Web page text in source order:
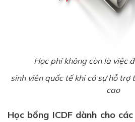
Học phí không còn là việc
sinh viên quốc tế khi có sự hỗ
cao
Học bổng ICDF dành cho